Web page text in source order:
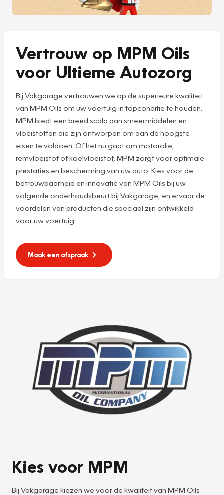
Vertrouw op MPM Oils
voor Ultieme Autozorg
Bij Vakgarage vertrouwen we op de superieure kwaliteit
van MPM Oils om uw voertuig in topconditie te houden.
MPM biedt een breed scala aan smeermiddelen en
vloeistoffen die zijn ontworpen om aan de hoogste
eisen te voldoen. Of het nu gaat om motorolie,
remvloeistof of koelvloeistof, MPM zorgt voor optimale
prestaties en bescherming van uw auto. Kies voor de
betrouwbaarheid en innovatie van MPM Oils bij uw
volgende onderhoudsbeurt bij Vakgarage, en ervaar de
voordelen van producten die speciaal zijn ontwikkeld
voor uw voertuig.
Maak een afspraak
Kies voor MPM
Bij Vakgarage kiezen we voor de kwaliteit van MPM Oils